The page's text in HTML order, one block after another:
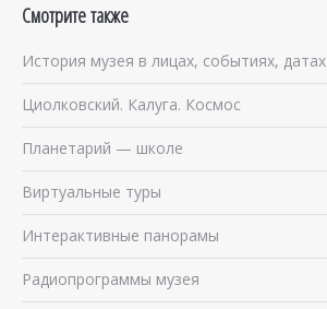
Смотрите также
История музея в лицах, событиях, датах
Циолковский. Калуга. Космос
Планетарий — школе
Виртуальные туры
Интерактивные панорамы
Радиопрограммы музея